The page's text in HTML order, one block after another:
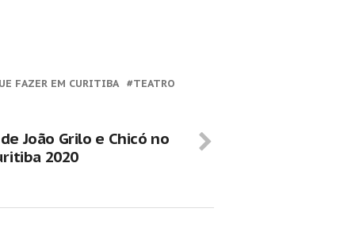
FAZER EM CURITIBA TEATRO
João Grilo e Chicó no
2020